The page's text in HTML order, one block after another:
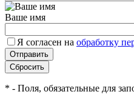
Ваше имя
Я согласен на обработку
* - Поля, обязательные для